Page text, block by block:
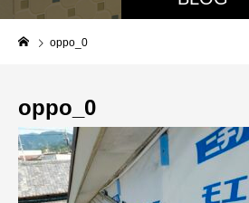
oppo_0
oppo_0